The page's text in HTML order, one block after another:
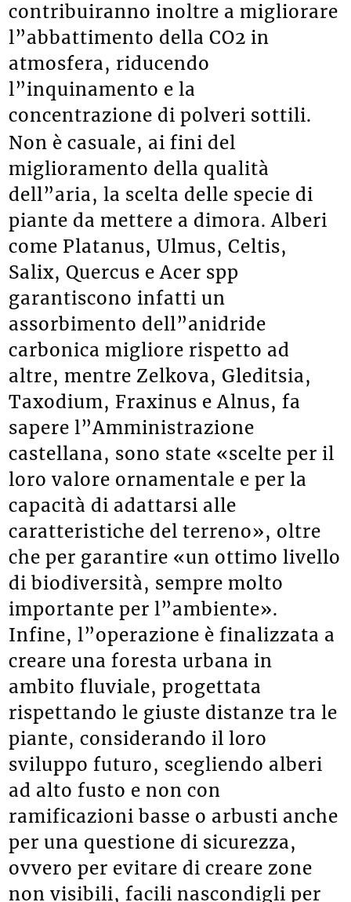
contribuiranno inoltre a migliorare
l”abbattimento della CO2 in
atmosfera, riducendo
l”inquinamento e la
concentrazione di polveri sottili.
Non è casuale, ai fini del
miglioramento della qualità
dell”aria, la scelta delle specie di
piante da mettere a dimora. Alberi
come Platanus, Ulmus, Celtis,
Salix, Quercus e Acer spp
garantiscono infatti un
assorbimento dell”anidride
carbonica migliore rispetto ad
altre, mentre Zelkova, Gleditsia,
Taxodium, Fraxinus e Alnus, fa
sapere l”Amministrazione
castellana, sono state «scelte per il
loro valore ornamentale e per la
capacità di adattarsi alle
caratteristiche del terreno», oltre
che per garantire «un ottimo livello
di biodiversità, sempre molto
importante per l”ambiente».
Infine, l”operazione è finalizzata a
creare una foresta urbana in
ambito fluviale, progettata
rispettando le giuste distanze tra le
piante, considerando il loro
sviluppo futuro, scegliendo alberi
ad alto fusto e non con
ramificazioni basse o arbusti anche
per una questione di sicurezza,
ovvero per evitare di creare zone
non visibili, facili nascondigli per